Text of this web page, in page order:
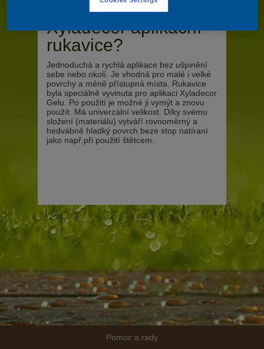
Jaké jsou výhody
Xyladecor aplikační
rukavice?
Jednoduchá a rychlá aplikace bez ušpinění
sebe nebo okolí. Je vhodná pro malé i velké
povrchy a méně přístupná místa. Rukavice
byla speciálně vyvinuta pro aplikaci Xyladecor
Gelu. Po použití je možné ji vymýt a znovu
použít. Má univerzální velikost. Díky svému
složení (materiálu) vytváří rovnoměrný a
hedvábně hladký povrch beze stop natíraní
jako např.při použití štětcem.
Pomoc a rady